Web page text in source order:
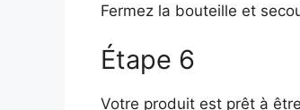
Fermez la bouteille et
Étape 6
Votre produit est prêt à